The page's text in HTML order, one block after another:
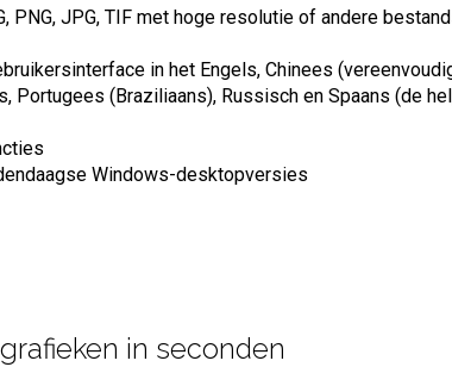
PNG, JPG, TIF met hoge resolutie of andere
in het Engels, Chinees
Portugees (Braziliaans), Russisch en Spaans (de
Windows-desktopversies
in seconden